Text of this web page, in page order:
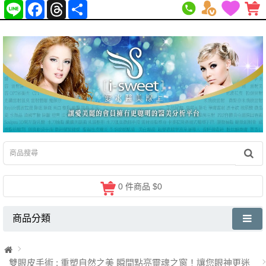
Line Facebook
Threads
0 件商品 $0
商品分類
雙眼皮手術 : 重塑自然之美 瞬間點亮靈魂之窗！讓您眼神更迷